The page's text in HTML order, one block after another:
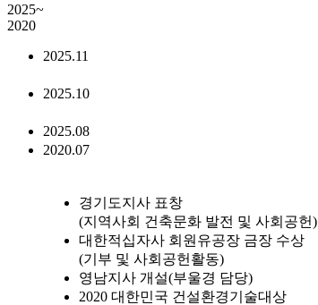
2025~
2020
2025.11
2025.10
2025.08
2020.07
경기도지사 표창
(지역사회 건축문화 발전 및 사회공헌)
대한적십자사 회원유공장 금장 수상
(기부 및 사회공헌활동)
영남지사 개설(부울경 담당)
2020 대한민국 건설환경기술대상